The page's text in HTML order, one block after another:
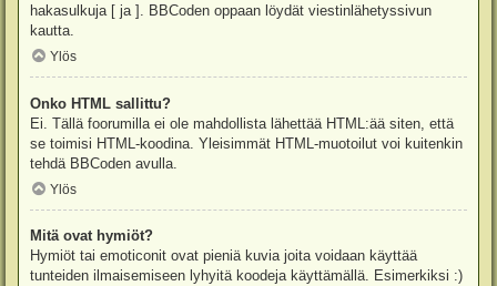
hakasulkuja [ ja ]. BBCoden oppaan löydät viestinlähetyssivun
kautta.
Ylös
Onko HTML sallittu?
Ei. Tällä foorumilla ei ole mahdollista lähettää HTML:ää siten, että
se toimisi HTML-koodina. Yleisimmät HTML-muotoilut voi kuitenkin
tehdä BBCoden avulla.
Ylös
Mitä ovat hymiöt?
Hymiöt tai emoticonit ovat pieniä kuvia joita voidaan käyttää
tunteiden ilmaisemiseen lyhyitä koodeja käyttämällä. Esimerkiksi :)